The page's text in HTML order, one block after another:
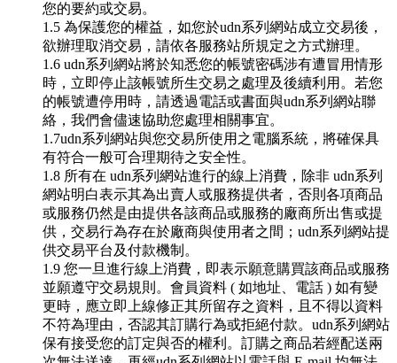
您的要約或交易。
1.5 為保護您的權益，如您於udn系列網站成立交易後，
欲辦理取消交易，請依各服務站所規定之方式辦理。
1.6 udn系列網站將於知悉您的帳號密碼涉有遭冒用情形
時，立即停止該帳號所生交易之處理及後續利用。若您
的帳號遭停用時，請透過電話或書面與udn系列網站聯
絡，我們會儘速協助您處理相關事宜。
1.7udn系列網站與您交易所使用之電腦系統，將確保具
有符合一般可合理期待之安全性。
1.8 所有在 udn系列網站進行的線上消費，除非 udn系列
網站明白表示其為出賣人或服務提供者，否則各項商品
或服務仍然是由提供各該商品或服務的廠商所出售或提
供，交易行為存在於廠商與使用者之間；udn系列網站提
供交易平台及付款機制。
1.9 您一旦進行線上消費，即表示願意購買該商品或服務
並願遵守交易規則。會員資料 ( 如地址、電話 ) 如有變
更時，應立即上線修正其所留存之資料，且不得以資料
不符為理由，否認其訂購行為或拒絕付款。udn系列網站
保有接受您的訂定與否的權利。訂購之商品若經配送兩